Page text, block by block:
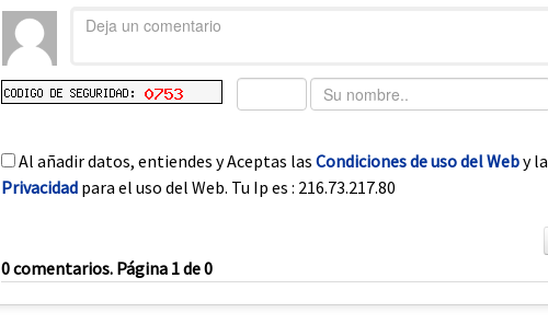
Al añadir datos, entiendes y Aceptas las Condiciones de uso del Weby la
Privacidad para el uso del Web. Tu Ip es : 216.73.217.80
0 comentarios. Página 1 de 0